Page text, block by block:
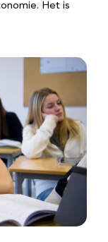
Het is